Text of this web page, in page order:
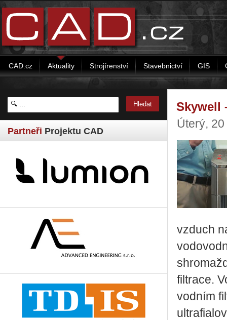
CAD.cz Aktuality Strojírenství Stavebnictví GIS
Partneři Projektu CAD
Skywell
Úterý,
vzduch
filtrace.
vodním